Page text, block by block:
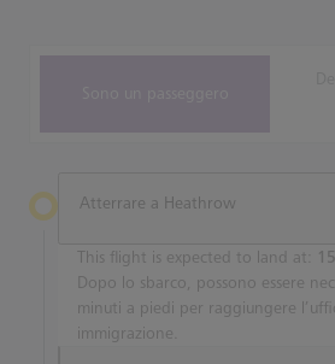
Atterrare a Heathrow
This flight is expected to land at:
Dopo lo sbarco, possono essere
minuti a piedi per raggiungere
immigrazione.